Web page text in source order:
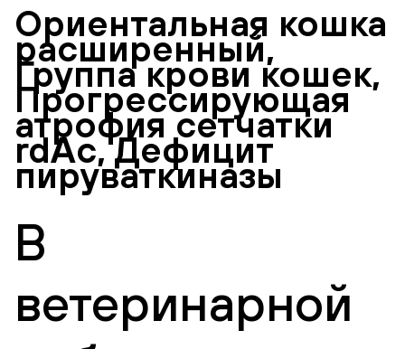
Ориентальная кошка
расширенный,
Группа крови кошек,
Прогрессирующая
атрофия сетчатки
rdAc, Дефицит
пируваткиназы
В
ветеринарной